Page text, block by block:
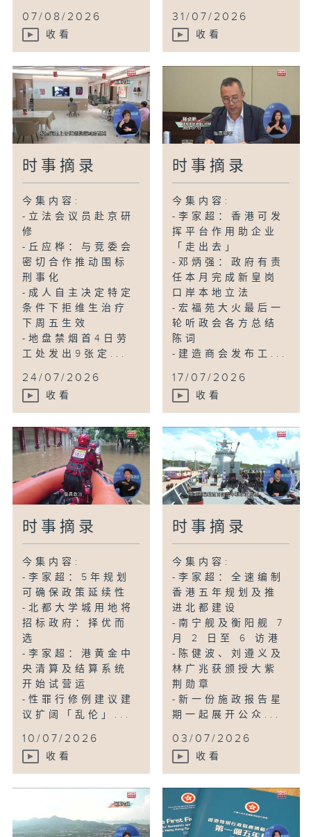
07/08/2026
收看
31/07/2026
收看
时事摘录
今集内容:
-立法会议员赴京研
修
-丘应桦：与竞委会
密切合作推动围标
刑事化
-成人自主决定特定
条件下拒维生治疗
下周五生效
-地盘禁烟首4日劳
工处发出9张定...
24/07/2026
收看
时事摘录
今集内容:
-李家超：香港可发
挥平台作用助企业
「走出去」
-邓炳强：政府有责
任本月完成新皇岗
口岸本地立法
-宏福苑大火最后一
轮听政会各方总结
陈词
-建造商会发布工...
17/07/2026
收看
时事摘录
今集内容:
-李家超：5年规划
可确保政策延续性
-北都大学城用地将
招标政府：择优而
选
-李家超：港黄金中
央清算及结算系统
开始试营运
-性罪行修例建议建
议扩阔「乱伦」...
10/07/2026
收看
时事摘录
今集内容:
-李家超：全速编制
香港五年规划及推
进北都建设
-南宁舰及衡阳舰 7
月 2 日至 6 访港
-陈健波、刘遵义及
林广兆获颁授大紫
荆勋章
-新一份施政报告星
期一起展开公众...
03/07/2026
收看